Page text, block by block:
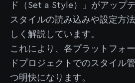
ド（Set a Style）」がアップ
スタイルの読み込みや設定方
しく解説しています。
これにより、各プラットフォ
ドプロジェクトでのスタイル
つ明快になります。